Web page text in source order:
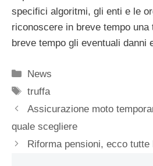
specifici algoritmi, gli enti e le
riconoscere in breve tempo
breve tempo gli eventuali danni
Categorie
News
Tag
truffa
Assicurazione moto
quale scegliere
Riforma pensioni, ecco